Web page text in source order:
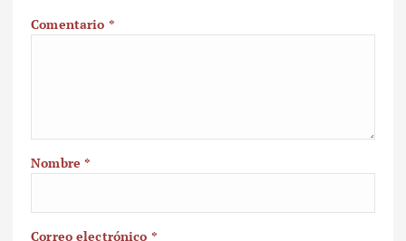
Comentario *
Nombre*
Correo electrónico *